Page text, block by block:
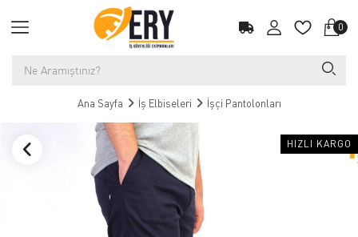
0
Ana Sayfa İş Elbiseleri İşçi Pantolonları
HIZLI KARGO